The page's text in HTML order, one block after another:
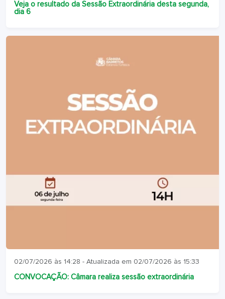
Veja o resultado da Sessão Extraordinária desta segunda,
dia 6
02/07/2026 às 14:28 - Atualizada em 02/07/2026 às 15:33
CONVOCAÇÃO: Câmara realiza sessão extraordinária